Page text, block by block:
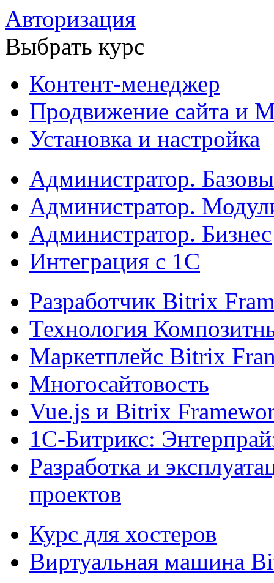
Авторизация
Выбрать курс
Контент-менеджер
Продвижение сайта и
Установка и настройка
Администратор.
Администратор.
Администратор. Бизнес
Интеграция с 1С
Разработчик Bitrix
Технология
Маркетплейс Bitrix
Многосайтовость
Vue.js и Bitrix
1С-Битрикс:
Разработка и
проектов
Курс для хостеров
Виртуальная машина